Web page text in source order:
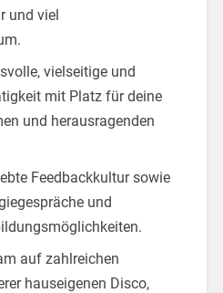
und viel
vielseitige und
mit Platz für deine
und herausragenden
Feedbackkultur sowie
und
auf zahlreichen
hauseigenen Disco,